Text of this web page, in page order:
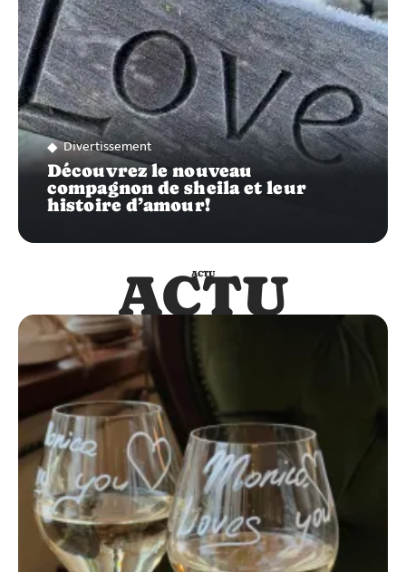
Divertissement
Découvrez le nouveau
compagnon de sheila et leur
histoire d’amour!
ACTU
ACTU